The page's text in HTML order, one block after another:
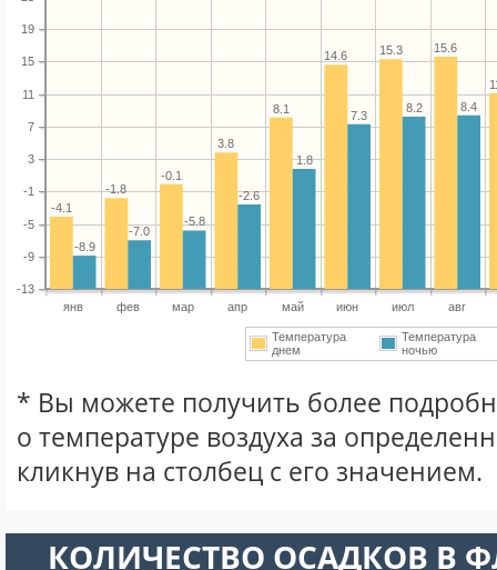
янв фев мар апр май июн июл авг
-13
-9
-5
-1
3
7
11
15
19
15.6
15.3
14.6
8.1
3.8
-0.1
-1.8
-4.1
8.4
8.2
7.3
1.8
-2.6
-5.8
-7.0
-8.9
Температура
днем
Температура
ночью
* Вы можете получить более
о температуре воздуха за
кликнув на столбец с его значением.
КОЛИЧЕСТВО ОСАДКОВ В